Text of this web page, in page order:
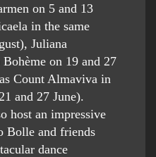
on 5 and 13
in the same
Juliana
on 19 and 27
Count Almaviva in
and 27 June).
host an impressive
Bolle and friends
dance